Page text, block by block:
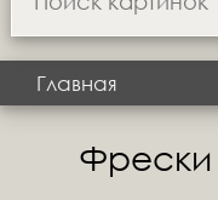
Главная
Фрески